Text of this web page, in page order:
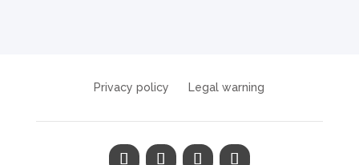
Privacy policy Legal warning